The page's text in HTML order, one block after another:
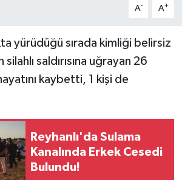
A- A+
yürüdüğü sırada kimliği belirsiz
saldırısına uğrayan 26
kaybetti, 1 kişi de
Reyhanlı'da Sulama
Kanalında Erkek Cesedi
Bulundu!